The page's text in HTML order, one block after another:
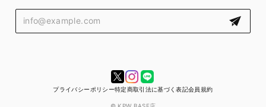
プライバシーポリシー特定商取引法に基づく表記会員規約